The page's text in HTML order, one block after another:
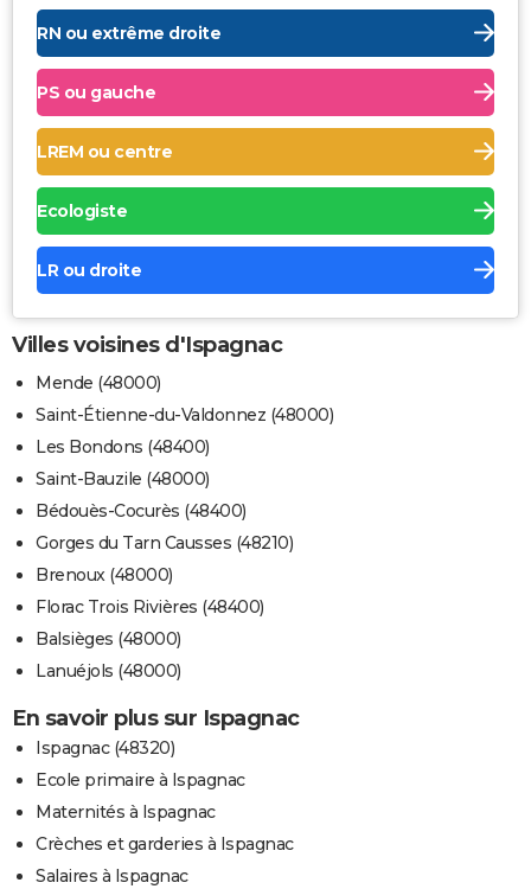
RN ou extrême droite
PS ou gauche
LREM ou centre
Ecologiste
LR ou droite
Villes voisines d'Ispagnac
Mende (48000)
Saint-Étienne-du-Valdonnez (48000)
Les Bondons (48400)
Saint-Bauzile (48000)
Bédouès-Cocurès (48400)
Gorges du Tarn Causses (48210)
Brenoux (48000)
Florac Trois Rivières (48400)
Balsièges (48000)
Lanuéjols (48000)
En savoir plus sur Ispagnac
Ispagnac (48320)
Ecole primaire à Ispagnac
Maternités à Ispagnac
Crèches et garderies à Ispagnac
Salaires à Ispagnac